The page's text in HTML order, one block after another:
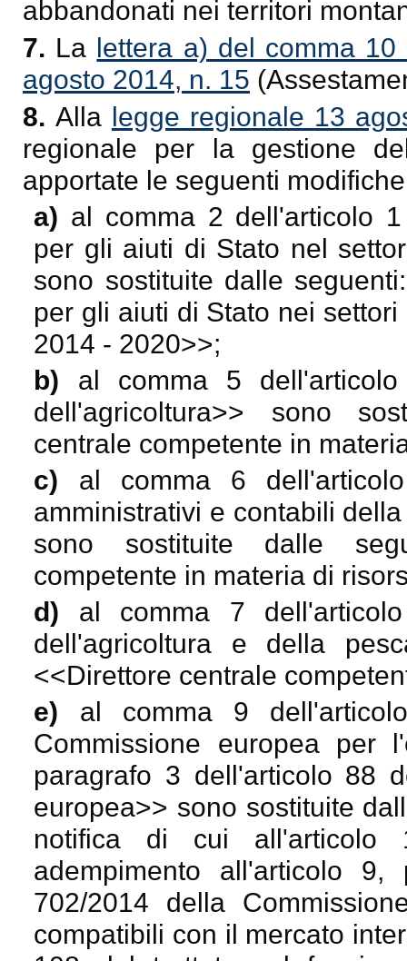
abbandonati nei territori
7. La lettera a) del comma
agosto 2014, n. 15
8. Alla legge regionale 13
regionale per la gestione
apportate le seguenti
a) al comma 2 dell'articolo
per gli aiuti di Stato nel
sono sostituite dalle
per gli aiuti di Stato nei
2014 - 2020>>;
b) al comma 5
dell'agricoltura>> sono
centrale competente in
c) al comma 6
amministrativi e contabili
sono sostituite dalle
competente in materia di
d) al comma 7
dell'agricoltura e della
<<Direttore centrale
e) al comma 9
Commissione europea per
paragrafo 3 dell'articolo 88
europea>> sono sostituite
notifica di cui all'articolo
adempimento all'articolo
702/2014 della
compatibili con il mercato